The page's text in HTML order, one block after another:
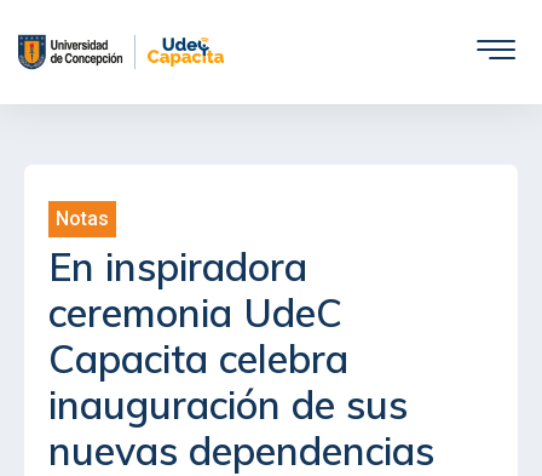
Saltar
Notas
En inspiradora
ceremonia UdeC
Capacita celebra
inauguración de sus
nuevas dependencias